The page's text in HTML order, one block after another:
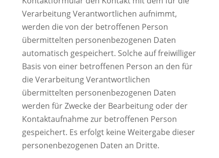
Verarbeitung Verantwortlichen aufnimmt,
werden die von der betroffenen Person
übermittelten personenbezogenen Daten
automatisch gespeichert. Solche auf freiwilliger
Basis von einer betroffenen Person an den für
die Verarbeitung Verantwortlichen
übermittelten personenbezogenen Daten
werden für Zwecke der Bearbeitung oder der
Kontaktaufnahme zur betroffenen Person
gespeichert. Es erfolgt keine Weitergabe dieser
personenbezogenen Daten an Dritte.